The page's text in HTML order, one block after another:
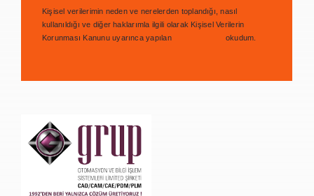
Kişisel verilerimin neden ve nerelerden toplandığı, nasıl
kullanıldığı ve diğer haklarımla ilgili olarak Kişisel Verilerin
Korunması Kanunu uyarınca yapılan
okudum.